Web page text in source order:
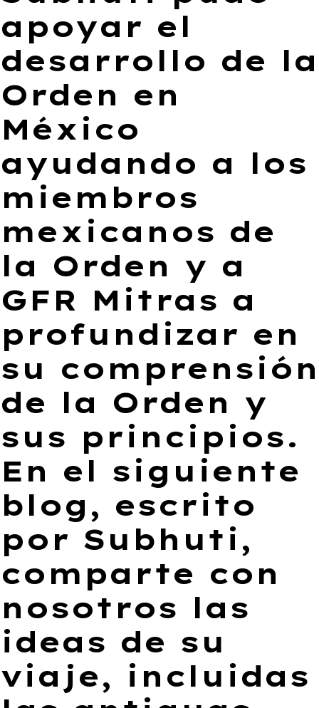
apoyar el
desarrollo de la
Orden en
México
ayudando a los
miembros
mexicanos de
la Orden y a
GFR Mitras a
profundizar en
su comprensión
de la Orden y
sus principios.
En el siguiente
blog, escrito
por Subhuti,
comparte con
nosotros las
ideas de su
viaje, incluidas